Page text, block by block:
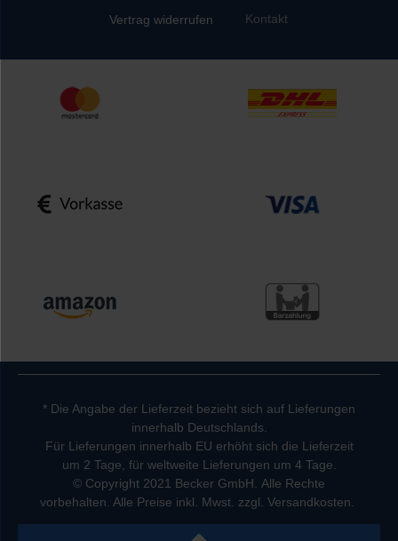
Vertrag widerrufen Kontakt
* Die Angabe der Lieferzeit bezieht sich auf Lieferungen
innerhalb Deutschlands.
Für Lieferungen innerhalb EU erhöht sich die Lieferzeit
um 2 Tage, für weltweite Lieferungen um 4 Tage.
© Copyright 2021 Becker GmbH. Alle Rechte
vorbehalten. Alle Preise inkl. Mwst. zzgl. Versandkosten.